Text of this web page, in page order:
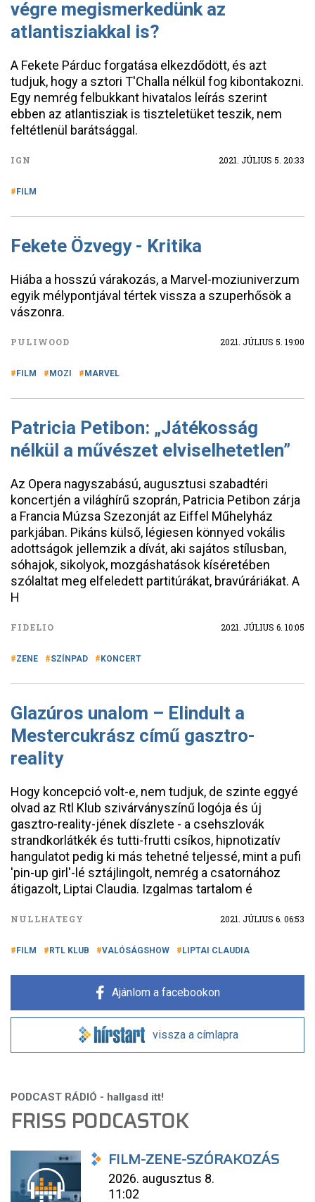
végre megismerkedünk az
atlantisziakkal is?
A Fekete Párduc forgatása elkezdődött, és azt
tudjuk, hogy a sztori T'Challa nélkül fog kibontakozni.
Egy nemrég felbukkant hivatalos leírás szerint
ebben az atlantisziak is tiszteletüket teszik, nem
feltétlenül barátsággal.
IGN 2021. JÚLIUS 5. 20:33
FILM
Fekete Özvegy - Kritika
Hiába a hosszú várakozás, a Marvel-moziuniverzum
egyik mélypontjával tértek vissza a szuperhősök a
vászonra.
PULIWOOD 2021. JÚLIUS 5. 19:00
FILM MOZI MARVEL
Patricia Petibon: „Játékosság
nélkül a művészet elviselhetetlen”
Az Opera nagyszabású, augusztusi szabadtéri
koncertjén a világhírű szoprán, Patricia Petibon zárja
a Francia Múzsa Szezonját az Eiffel Műhelyház
parkjában. Pikáns külső, légiesen könnyed vokális
adottságok jellemzik a dívát, aki sajátos stílusban,
sóhajok, sikolyok, mozgáshatások kíséretében
szólaltat meg elfeledett partitúrákat, bravúráriákat. A
H
FIDELIO 2021. JÚLIUS 6. 10:05
ZENE SZÍNPAD KONCERT
Glazúros unalom – Elindult a
Mestercukrász című gasztro-
reality
Hogy koncepció volt-e, nem tudjuk, de szinte eggyé
olvad az Rtl Klub szivárványszínű logója és új
gasztro-reality-jének díszlete - a csehszlovák
strandkorlátkék és tutti-frutti csíkos, hipnotizatív
hangulatot pedig ki más tehetné teljessé, mint a pufi
'pin-up girl'-lé sztájlingolt, nemrég a csatornához
átigazolt, Liptai Claudia. Izgalmas tartalom é
NULLHATEGY 2021. JÚLIUS 6. 06:53
FILM RTL KLUB VALÓSÁGSHOW LIPTAI CLAUDIA
Ajánlom a facebookon
vissza a címlapra
FRISS PODCASTOK
FILM-ZENE-SZÓRAKOZÁS
2026. augusztus 8.
11:02